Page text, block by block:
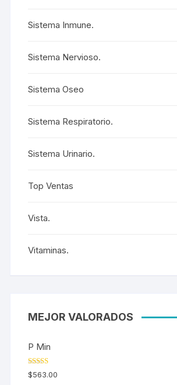
Sistema Inmune.
Sistema Nervioso.
Sistema Oseo
Sistema Respiratorio.
Sistema Urinario.
Top Ventas
Vista.
Vitaminas.
MEJOR VALORADOS
P Min
Valorado en
5.00de 5
$563.00